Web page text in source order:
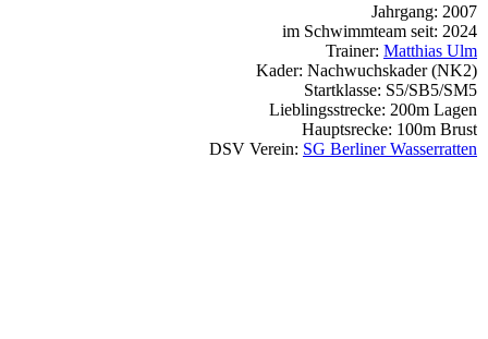
Jahrgang: 2007
im Schwimmteam seit: 2024
Trainer: Matthias Ulm
Kader: Nachwuchskader (NK2)
Startklasse: S5/SB5/SM5
Lieblingsstrecke: 200m Lagen
Hauptsrecke: 100m Brust
DSV Verein: SG Berliner Wasserratten